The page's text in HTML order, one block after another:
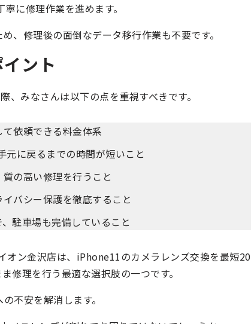
に修理作業を進めます。
、修理後の面倒なデータ移行作業も不要です。
ント
みなさんは以下の点を重視すべきです。
依頼できる料金体系
に戻るまでの時間が短いこと
の高い修理を行うこと
バシー保護を徹底すること
駐車場も完備していること
オン金沢店は、iPhone11のカメラレンズ交換を最短20
修理を行う最適な選択肢の一つです。
不安を解消します。